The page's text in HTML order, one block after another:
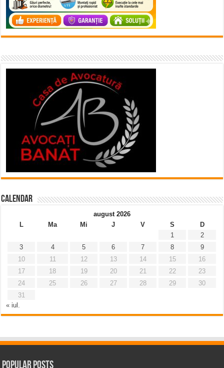
Calendar
august 2026
L
Ma Mi J V S
D
1
2
3
4 5 6 7 8
9
10
11 12 13 14 15
16
17
18 19 20 21 22
23
24
25 26 27 28 29
30
31
« iul.
Popular Posts